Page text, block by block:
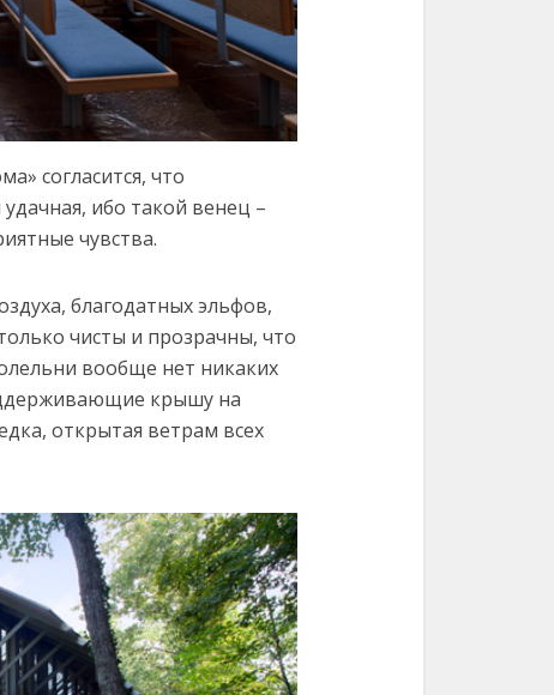
согласится, что
ибо такой венец –
чувства.
благодатных эльфов,
чисты и прозрачны, что
вообще нет никаких
крышу на
открытая ветрам всех